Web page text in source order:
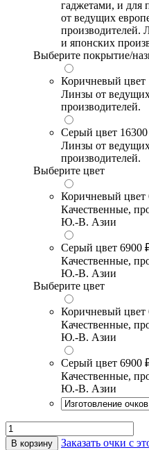
гаджетами, и для
от ведущих
производителей.
и японских
Выберите покрытие/
Коричневый цвет
Линзы от
производителей.
Серый цвет
Линзы от
производителей.
Выберите цвет
Коричневый цвет
Качественные,
Ю.-В. Азии
Серый цвет 6900
Качественные,
Ю.-В. Азии
Выберите цвет
Коричневый цвет
Качественные,
Ю.-В. Азии
Серый цвет 6900
Качественные,
Ю.-В. Азии
В корзину
Заказать очки с